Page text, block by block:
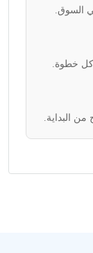
السوق.
خطوة.
البداية.